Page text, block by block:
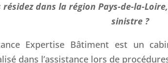
résidez dans la région Pays-de-la-
sinistre ?
Expertise Bâtiment est un
dans l’assistance lors de